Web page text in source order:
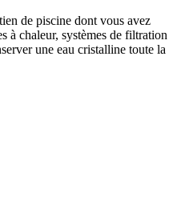
de piscine dont vous avez
à chaleur, systèmes de filtration
une eau cristalline toute la